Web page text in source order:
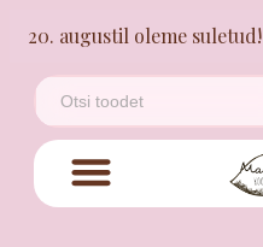
20. augustil oleme suletud!